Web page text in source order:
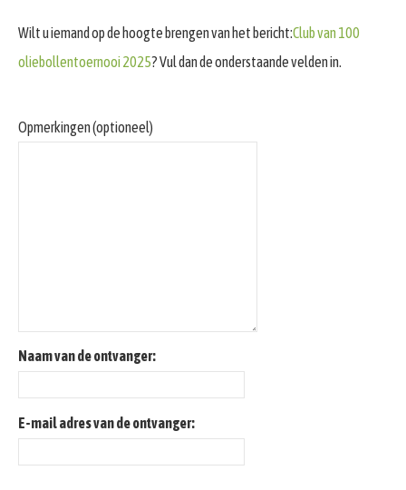
Wilt u iemand op de hoogte brengen van het bericht:Club van 100
oliebollentoernooi 2025? Vul dan de onderstaande velden in.
Opmerkingen (optioneel)
Naam van de ontvanger:
E-mail adres van de ontvanger: